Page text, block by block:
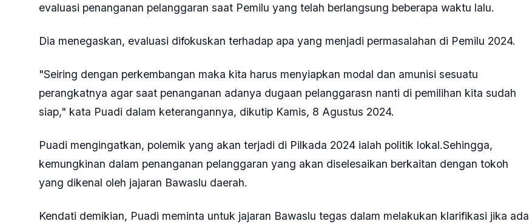
evaluasi penanganan pelanggaran saat Pemilu yang telah berlangsung beberapa waktu lalu.
Dia menegaskan, evaluasi difokuskan terhadap apa yang menjadi permasalahan di Pemilu 2024.
"Seiring dengan perkembangan maka kita harus menyiapkan modal dan amunisi sesuatu
perangkatnya agar saat penanganan adanya dugaan pelanggarasn nanti di pemilihan kita sudah
siap," kata Puadi dalam keterangannya, dikutip Kamis, 8 Agustus 2024.
Puadi mengingatkan, polemik yang akan terjadi di Pilkada 2024 ialah politik lokal.Sehingga,
kemungkinan dalam penanganan pelanggaran yang akan diselesaikan berkaitan dengan tokoh
yang dikenal oleh jajaran Bawaslu daerah.
Kendati demikian, Puadi meminta untuk jajaran Bawaslu tegas dalam melakukan klarifikasi jika ada